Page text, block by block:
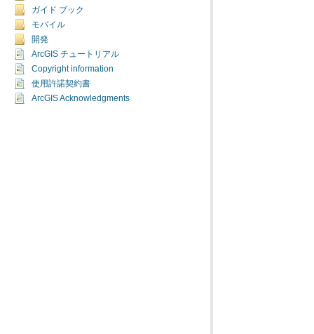
ガイド ブック
モバイル
開発
ArcGIS チュートリアル
Copyright information
使用許諾契約書
ArcGIS Acknowledgments